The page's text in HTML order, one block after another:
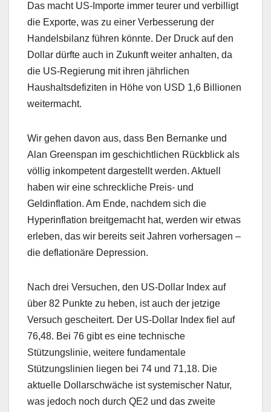
Das macht US-Importe immer teurer und verbilligt
die Exporte, was zu einer Verbesserung der
Handelsbilanz führen könnte. Der Druck auf den
Dollar dürfte auch in Zukunft weiter anhalten, da
die US-Regierung mit ihren jährlichen
Haushaltsdefiziten in Höhe von USD 1,6 Billionen
weitermacht.
Wir gehen davon aus, dass Ben Bernanke und
Alan Greenspan im geschichtlichen Rückblick als
völlig inkompetent dargestellt werden. Aktuell
haben wir eine schreckliche Preis- und
Geldinflation. Am Ende, nachdem sich die
Hyperinflation breitgemacht hat, werden wir etwas
erleben, das wir bereits seit Jahren vorhersagen –
die deflationäre Depression.
Nach drei Versuchen, den US-Dollar Index auf
über 82 Punkte zu heben, ist auch der jetzige
Versuch gescheitert. Der US-Dollar Index fiel auf
76,48. Bei 76 gibt es eine technische
Stützungslinie, weitere fundamentale
Stützungslinien liegen bei 74 und 71,18. Die
aktuelle Dollarschwäche ist systemischer Natur,
was jedoch noch durch QE2 und das zweite